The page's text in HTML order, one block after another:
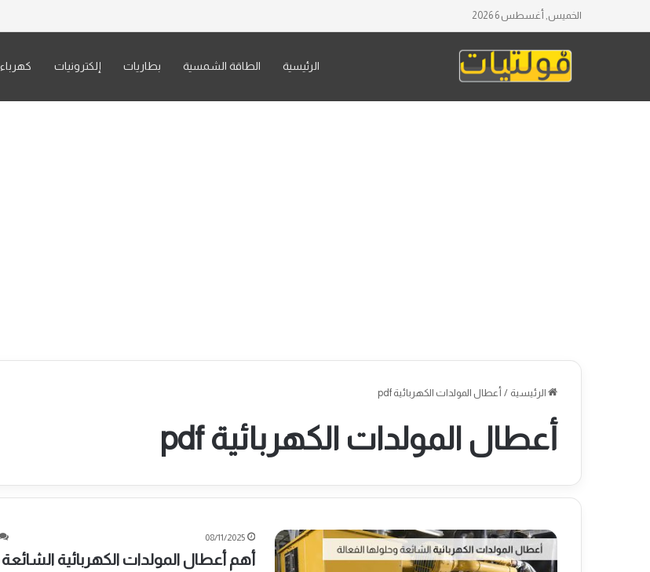
الخميس, أغسطس 6 2026
الرئيسية الطاقة الشمسية بطاريات إلكترونيات كهرباء
الرئيسية / أعطال المولدات الكهربائية pdf
أعطال المولدات الكهربائية pdf
08/11/2025
أهم أعطال المولدات الكهربائية الشائعة